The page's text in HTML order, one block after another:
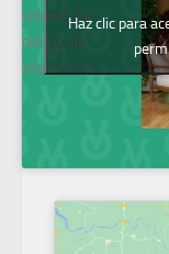
Podcast del
Colegio de
Veterinarios
Haz clic para